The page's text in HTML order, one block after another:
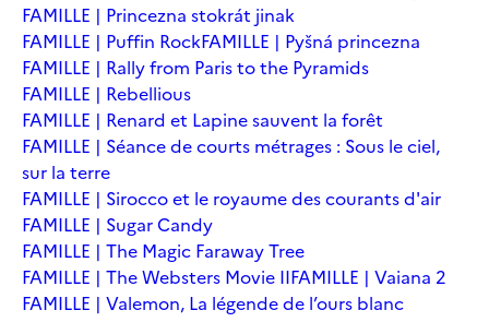
FAMILLE | Princezna stokrát jinak
FAMILLE | Puffin RockFAMILLE | Pyšná princezna
FAMILLE | Rally from Paris to the Pyramids
FAMILLE | Rebellious
FAMILLE | Renard et Lapine sauvent la forêt
FAMILLE | Séance de courts métrages : Sous le ciel,
sur la terre
FAMILLE | Sirocco et le royaume des courants d'air
FAMILLE | Sugar Candy
FAMILLE | The Magic Faraway Tree
FAMILLE | The Websters Movie IIFAMILLE | Vaiana 2
FAMILLE | Valemon, La légende de l’ours blanc